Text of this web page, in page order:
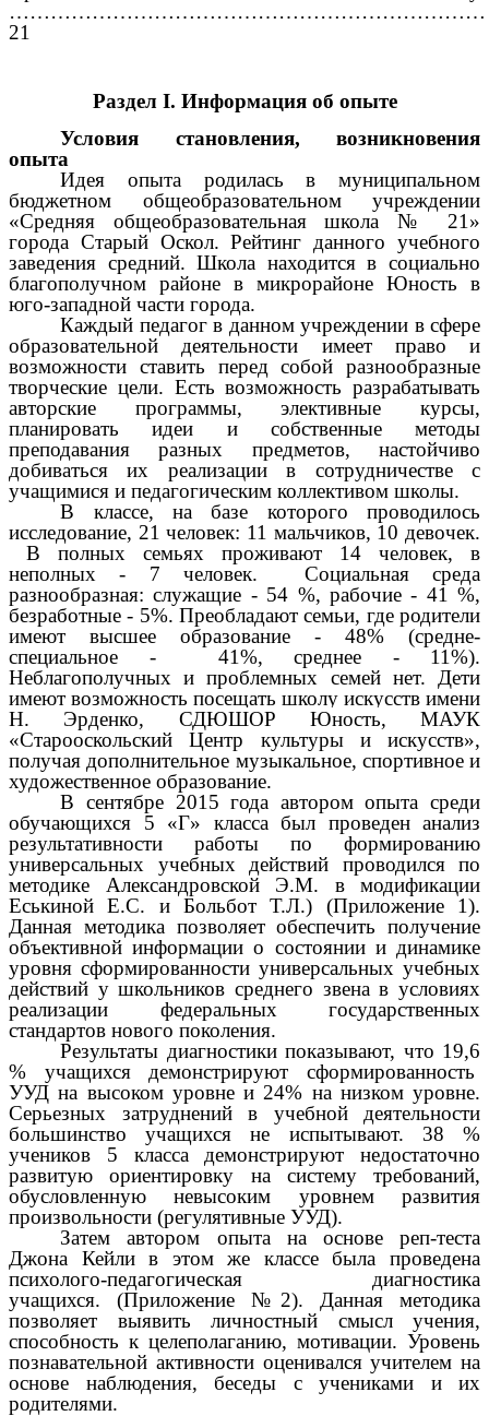
……………………………………………………………
21
Раздел I. Информация об опыте
Условия становления, возникновения
опыта
Идея опыта родилась в муниципальном
бюджетном общеобразовательном учреждении
«Средняя общеобразовательная школа № 21»
города Старый Оскол. Рейтинг данного учебного
заведения средний. Школа находится в социально
благополучном районе в микрорайоне Юность в
юго-западной части города.
Каждый педагог в данном учреждении в сфере
образовательной деятельности имеет право и
возможности ставить перед собой разнообразные
творческие цели. Есть возможность разрабатывать
авторские программы, элективные курсы,
планировать идеи и собственные методы
преподавания разных предметов, настойчиво
добиваться их реализации в сотрудничестве с
учащимися и педагогическим коллективом школы.
В классе, на базе которого проводилось
исследование, 21 человек: 11 мальчиков, 10 девочек.
В полных семьях проживают 14 человек, в
неполных - 7 человек. Социальная среда
разнообразная: служащие - 54 %, рабочие - 41 %,
безработные - 5%. Преобладают семьи, где родители
имеют высшее образование - 48% (средне-
специальное - 41%, среднее - 11%).
Неблагополучных и проблемных семей нет. Дети
имеют возможность посещать школу искусств имени
Н. Эрденко, СДЮШОР Юность,
МАУК
«Старооскольский Центр культуры и искусств»,
получая дополнительное музыкальное, спортивное и
художественное образование.
В сентябре 2015 года автором опыта среди
обучающихся 5 «Г» класса был проведен анализ
результативности работы по формированию
универсальных учебных действий проводился по
методике Александровской Э.М. в модификации
Еськиной Е.С. и Больбот Т.Л.) (Приложение 1).
Данная методика позволяет обеспечить получение
объективной информации о состоянии и динамике
уровня сформированности универсальных учебных
действий у школьников среднего звена в условиях
реализации федеральных государственных
стандартов нового поколения.
Результаты диагностики показывают, что 19,6
% учащихся демонстрируют сформированность
УУД на высоком уровне и 24% на низком уровне.
Серьезных затруднений в учебной деятельности
большинство учащихся не испытывают. 38 %
учеников 5 класса демонстрируют недостаточно
развитую ориентировку на систему требований,
обусловленную невысоким уровнем развития
произвольности (регулятивные УУД).
Затем автором опыта на основе реп-теста
Джона Кейли в этом же классе была проведена
психолого-педагогическая диагностика
учащихся.
(Приложение №2). Данная методика
позволяет выявить личностный смысл учения,
способность к целеполаганию, мотивации. Уровень
познавательной активности оценивался учителем на
основе наблюдения, беседы с учениками и их
родителями.